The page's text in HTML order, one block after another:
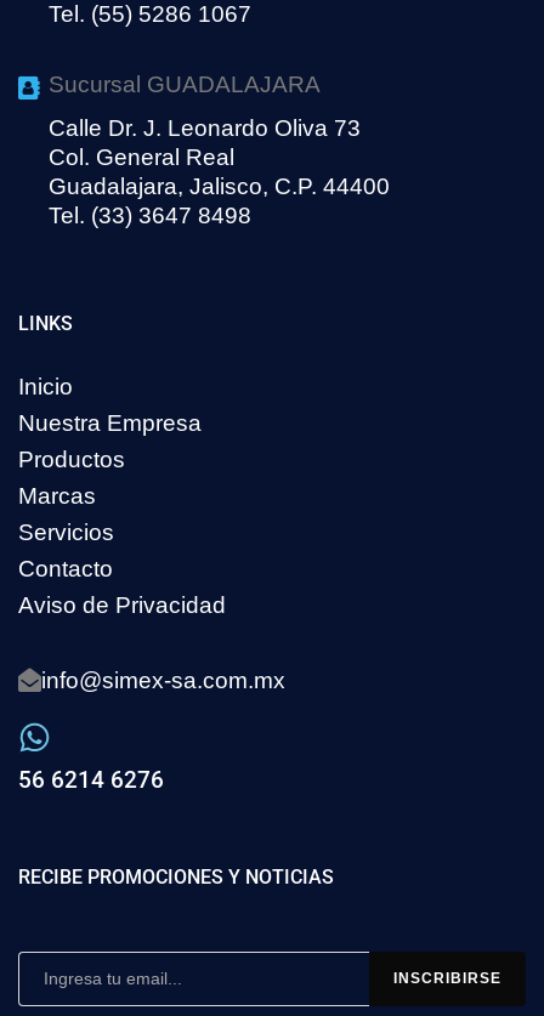
Tel. (55) 5286 1067
Sucursal GUADALAJARA
Calle Dr. J. Leonardo Oliva 73
Col. General Real
Guadalajara, Jalisco, C.P. 44400
Tel. (33) 3647 8498
LINKS
Inicio
Nuestra Empresa
Productos
Marcas
Servicios
Contacto
Aviso de Privacidad
info@simex-sa.com.mx
56 6214 6276
RECIBE PROMOCIONES Y NOTICIAS